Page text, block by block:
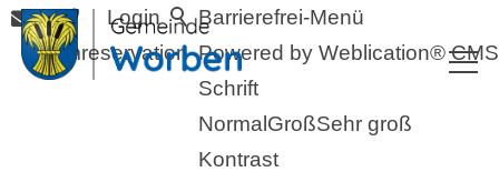
Barrierefrei-Menü
Powered by Weblication® CMS
Schrift
Normal GroßSehr groß
Kontrast
Login
Raumreservation